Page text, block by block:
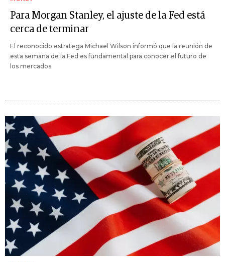
Para Morgan Stanley, el ajuste de la Fed está
cerca de terminar
El reconocido estratega Michael Wilson informó que la reunión de
esta semana de la Fed es fundamental para conocer el futuro de
los mercados.